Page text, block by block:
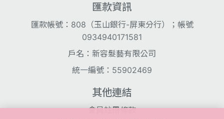
匯款資訊
匯款帳號：808（玉山銀行-屏東分行）；帳號
0934940171581
戶名：新容髮藝有限公司
統一編號：55902469
其他連結
會員註冊條款